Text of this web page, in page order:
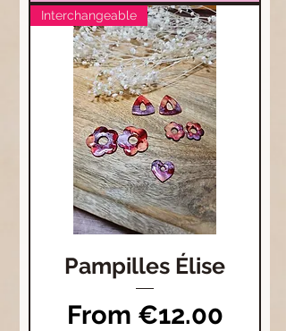
Interchangeable
Pampilles Élise
From €12.00
Sale Price